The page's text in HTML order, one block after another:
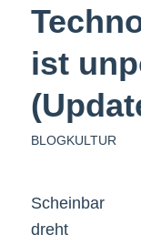
ist
BLOGKULTUR
Scheinbar
dreht